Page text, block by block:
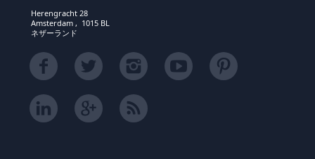
Herengracht 28
Amsterdam , 1015 BL
ネザーランド